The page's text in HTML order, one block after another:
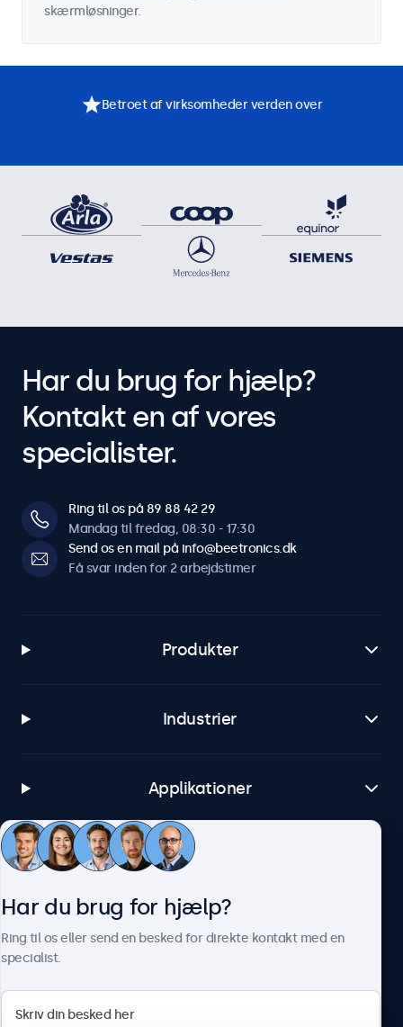
skærmløsninger.
Betroet af virksomheder verden over
Har du brug for hjælp?
Kontakt en af vores
specialister.
Ring til os på 89 88 42 29
Mandag til fredag, 08:30 - 17:30
Send os en mail på info@beetronics.dk
Få svar inden for 2 arbejdstimer
Produkter
Industrier
Applikationer
Kundeservice
Har du brug for hjælp?
Ring til os eller send en besked for direkte kontakt med en
specialist.